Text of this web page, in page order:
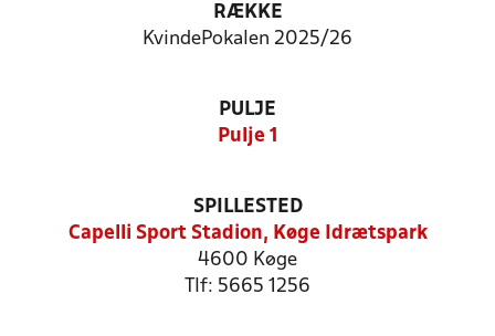
RÆKKE
KvindePokalen 2025/26
PULJE
Pulje 1
SPILLESTED
Capelli Sport Stadion, Køge Idrætspark
4600 Køge
Tlf: 5665 1256